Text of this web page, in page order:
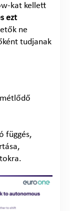
kat kellett
ezt
ne
tudjanak
függés,